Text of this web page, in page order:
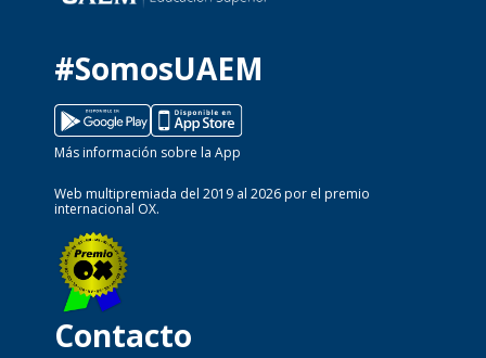
#SomosUAEM
Más información sobre la App
Web multipremiada del 2019 al 2026 por el premio
internacional OX.
Contacto